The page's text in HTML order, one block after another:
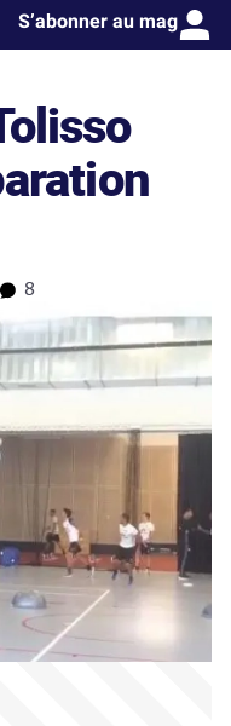
S’abonner au mag
8